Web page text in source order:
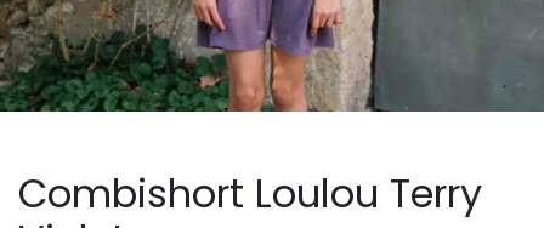
Combishort Loulou Terry